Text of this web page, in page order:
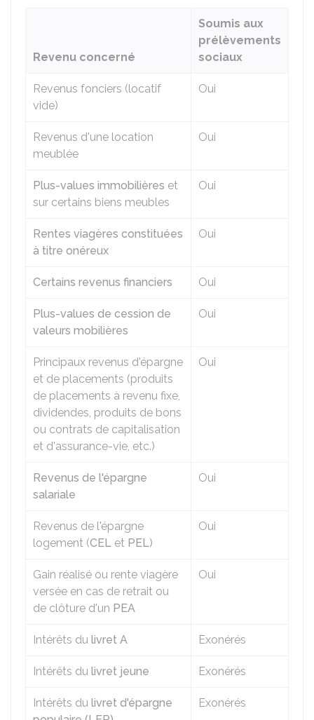
Revenu concerné
Soumis aux
prélèvements
sociaux
Revenus fonciers (locatif
vide)
Oui
Revenus d'une location
meublée
Oui
Plus-values immobilières et
sur certains biens meubles
Oui
Rentes viagères constituées
à titre onéreux
Oui
Certains revenus financiers Oui
Plus-values de cession de
valeurs mobilières
Oui
Principaux revenus d'épargne
et de placements (produits
de placements à revenu fixe,
dividendes, produits de bons
ou contrats de capitalisation
et d'assurance-vie, etc.)
Oui
Revenus de l'épargne
salariale
Oui
Revenus de l'épargne
logement (CEL et PEL)
Oui
Gain réalisé ou rente viagère
versée en cas de retrait ou
de clôture d'un PEA
Oui
Intérêts du livret A Exonérés
Intérêts du livret jeune Exonérés
Intérêts du livret d'épargne
Exonérés